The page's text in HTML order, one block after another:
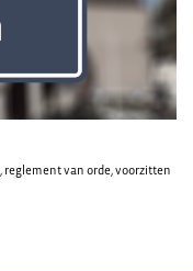
, reglement van orde,voorzitten